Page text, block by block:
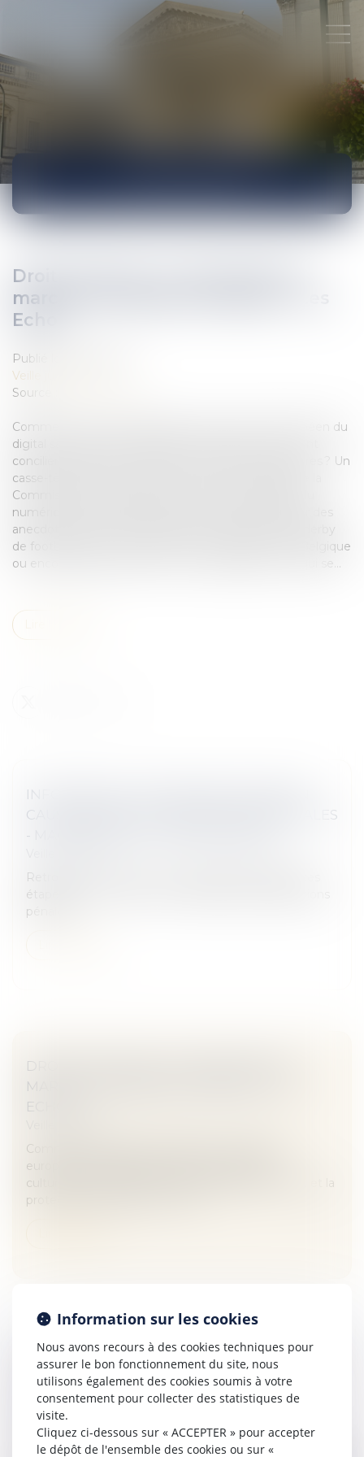
Droits d’auteur : le casse-tête du
marché numérique européen - Les
Echos
Publié le :
Veille juridique
Source :
Comment concilier l’émergence d’un marché européen du
digital sans ruiner les industries culturelles ? Comment
concilier la liberté du client et la protection des œuvres ? Un
casse-tête pour la Commission. Le vice-président de la
Commission européenne Andrus Ansip, en charge du
numérique, adore illustrer ses projets de réforme par des
anecdotes sur sa vie d'expatrié. Il y est question de derby
de football estonien manqué faute de diffusion en Belgique
ou encore d'envie de revoir « Les Chariots de feu » qui se...
INFOGRAPHIE : PROCÉDURE DE MISE EN
CAUSE DEVANT LES JURIDICTIONS PÉNALES
- MACSF EXERCICE PROFESSIONNEL
Retrouvez en image un récapitulatif des différentes
étapes pour une mise en cause devant les juridictions
pénales...
DROITS D’AUTEUR : LE CASSE-TÊTE DU
MARCHÉ NUMÉRIQUE EUROPÉEN - LES
ECHOS
Comment concilier l’émergence d’un marché
européen du digital sans ruiner les industries
culturelles ? Comment concilier la liberté du client et la
protection des œuvres ? Un ca...
DIVORCE SELON LA CHARIA : LA FRANCE NE
LE RECONNAÎT PLUS DEPUIS 2004 | SOS
CONSO
Veille juridique
Le blog Sosconso indiquait hier que la Cour de justice
Information sur les cookies
Nous avons recours à des cookies techniques pour
assurer le bon fonctionnement du site, nous
utilisons également des cookies soumis à votre
consentement pour collecter des statistiques de
visite.
Cliquez ci-dessous sur « ACCEPTER » pour accepter
le dépôt de l'ensemble des cookies ou sur «